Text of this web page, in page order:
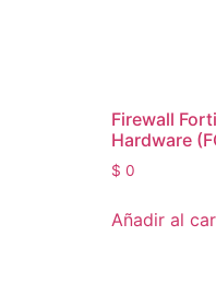
Firewall
Hardware
$ 0
Añadir al